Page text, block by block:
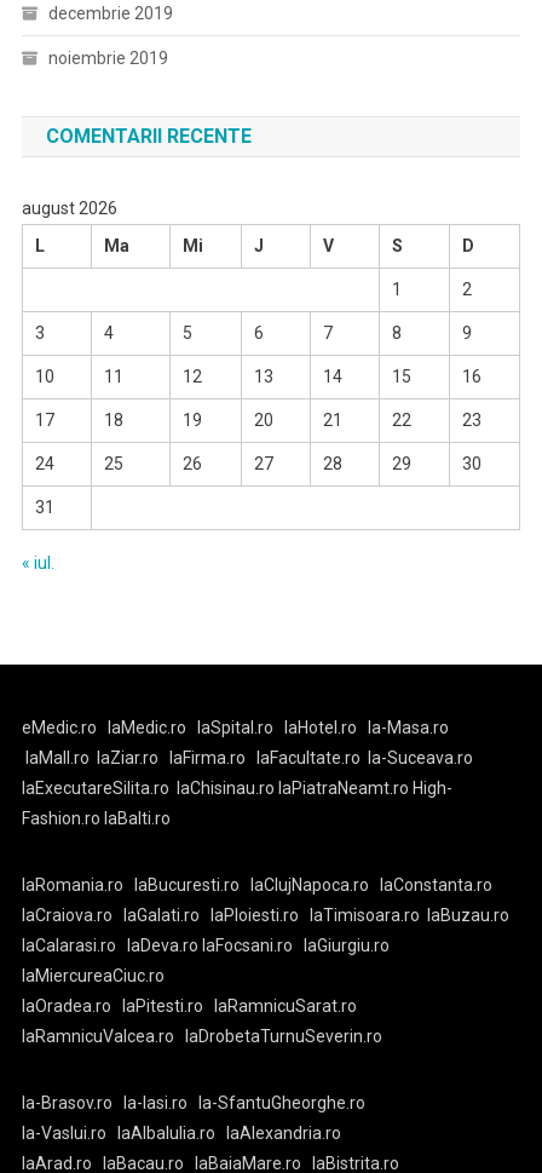
decembrie 2019
noiembrie 2019
COMENTARII RECENTE
august 2026
L
Ma Mi J V S D
1 2
3 4 5 6 7 8 9
10 11 12 13 14 15 16
17 18 19 20 21 22 23
24 25 26 27 28 29 30
31
« iul.
eMedic.ro laMedic.ro laSpital.ro laHotel.ro
la-Masa.ro
laMall.ro
laZiar.ro laFirma.ro laFacultate.ro
la-Suceava.ro
laExecutareSilita.ro
laChisinau.ro laPiatraNeamt.ro High-
Fashion.ro laBalti.ro
laRomania.ro laBucuresti.ro laClujNapoca.ro
laConstanta.ro
laCraiova.ro
laGalati.ro laPloiesti.ro laTimisoara.ro
laBuzau.ro
laCalarasi.ro
laDeva.ro laFocsani.ro
laGiurgiu.ro
laMiercureaCiuc.ro
laOradea.ro
laPitesti.ro
laRamnicuSarat.ro
laRamnicuValcea.ro
laDrobetaTurnuSeverin.ro
la-Brasov.ro la-Iasi.ro
la-SfantuGheorghe.ro
la-Vaslui.ro
laAlbaIulia.ro
laAlexandria.ro
laArad.ro
laBacau.ro laBaiaMare.ro laBistrita.ro